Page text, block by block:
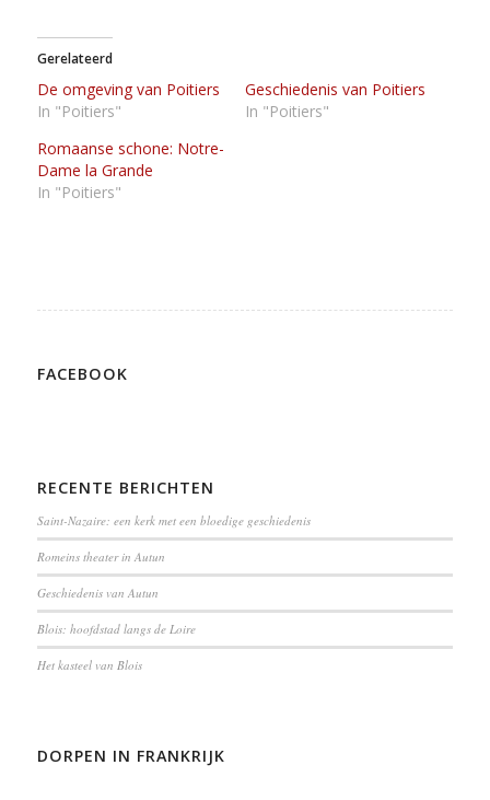
Gerelateerd
De omgeving van Poitiers
In "Poitiers"
Geschiedenis van Poitiers
In "Poitiers"
Romaanse schone: Notre-
Dame la Grande
In "Poitiers"
FACEBOOK
RECENTE BERICHTEN
Saint-Nazaire: een kerk met een bloedige geschiedenis
Romeins theater in Autun
Geschiedenis van Autun
Blois: hoofdstad langs de Loire
Het kasteel van Blois
DORPEN IN FRANKRIJK